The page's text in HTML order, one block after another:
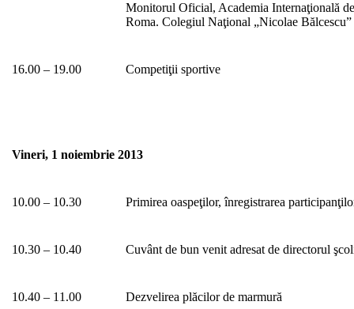
Monitorul Oficial, Academia Internaţională
Roma. Colegiul Naţional „Nicolae Bălcescu”
16.00 – 19.00 Competiţii sportive
Vineri, 1 noiembrie 2013
10.00 – 10.30 Primirea oaspeţilor, înregistrarea
10.30 – 10.40 Cuvânt de bun venit adresat de directorul
10.40 – 11.00 Dezvelirea plăcilor de marmură